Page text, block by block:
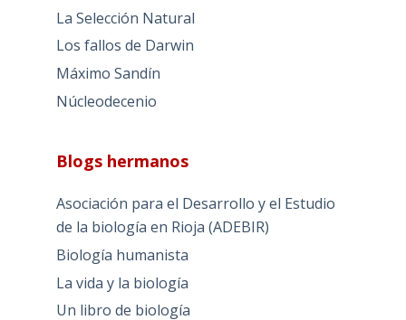
La Selección Natural
Los fallos de Darwin
Máximo Sandín
Núcleodecenio
Blogs hermanos
Asociación para el Desarrollo y el Estudio
de la biología en Rioja (ADEBIR)
Biología humanista
La vida y la biología
Un libro de biología